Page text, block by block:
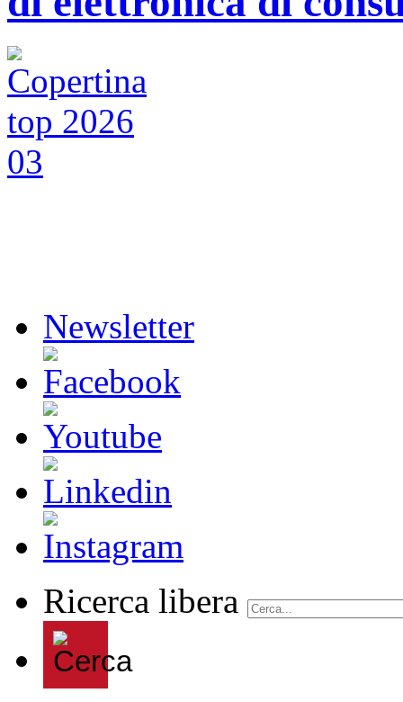
Newsletter
Ricerca libera